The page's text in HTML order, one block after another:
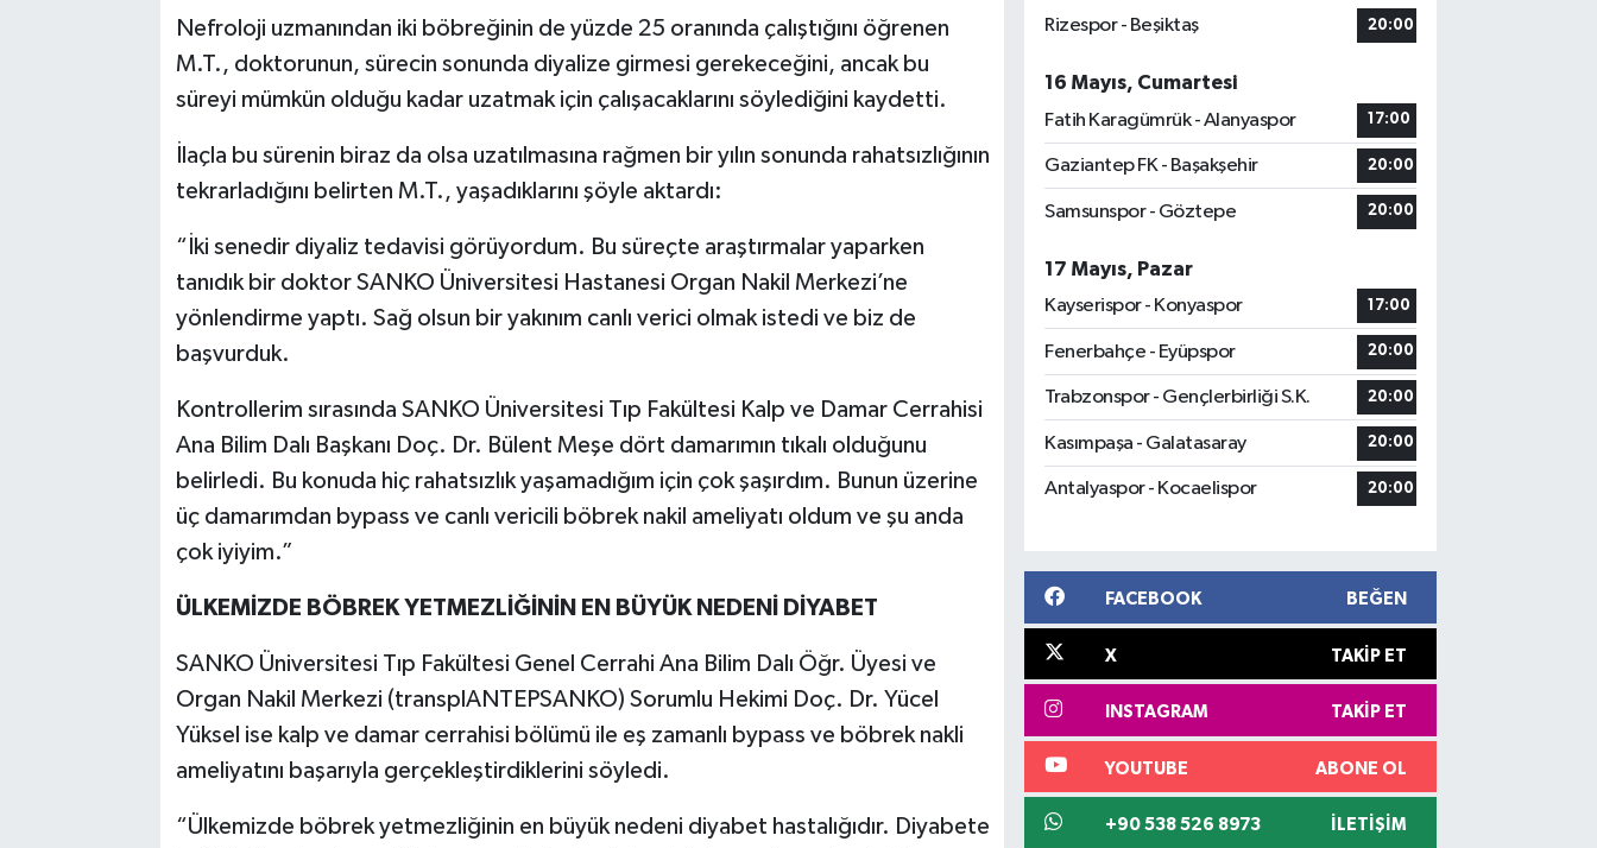
Nefroloji uzmanından iki böbreğinin de yüzde 25 oranında çalıştığını öğrenen
M.T., doktorunun, sürecin sonunda diyalize girmesi gerekeceğini, ancak bu
süreyi mümkün olduğu kadar uzatmak için çalışacaklarını söylediğini kaydetti.
İlaçla bu sürenin biraz da olsa uzatılmasına rağmen bir yılın sonunda rahatsızlığının
tekrarladığını belirten M.T., yaşadıklarını şöyle aktardı:
“İki senedir diyaliz tedavisi görüyordum. Bu süreçte araştırmalar yaparken
tanıdık bir doktor SANKO Üniversitesi Hastanesi Organ Nakil Merkezi’ne
yönlendirme yaptı. Sağ olsun bir yakınım canlı verici olmak istedi ve biz de
başvurduk.
Kontrollerim sırasında SANKO Üniversitesi Tıp Fakültesi Kalp ve Damar Cerrahisi
Ana Bilim Dalı Başkanı Doç. Dr. Bülent Meşe dört damarımın tıkalı olduğunu
belirledi. Bu konuda hiç rahatsızlık yaşamadığım için çok şaşırdım. Bunun üzerine
üç damarımdan bypass ve canlı vericili böbrek nakil ameliyatı oldum ve şu anda
çok iyiyim.”
ÜLKEMİZDE BÖBREK YETMEZLİĞİNİN EN BÜYÜK NEDENİ DİYABET
SANKO Üniversitesi Tıp Fakültesi Genel Cerrahi Ana Bilim Dalı Öğr. Üyesi ve
Organ Nakil Merkezi (transplANTEPSANKO) Sorumlu Hekimi Doç. Dr. Yücel
Yüksel ise kalp ve damar cerrahisi bölümü ile eş zamanlı bypass ve böbrek nakli
ameliyatını başarıyla gerçekleştirdiklerini söyledi.
“Ülkemizde böbrek yetmezliğinin en büyük nedeni diyabet hastalığıdır. Diyabete
Rizespor - Beşiktaş
20:00
16 Mayıs, Cumartesi
Fatih Karagümrük - Alanyaspor
17:00
Gaziantep FK - Başakşehir 20:00
Samsunspor - Göztepe 20:00
17 Mayıs, Pazar
Kayserispor - Konyaspor
17:00
Fenerbahçe - Eyüpspor 20:00
Trabzonspor - Gençlerbirliği S.K. 20:00
Kasımpaşa - Galatasaray 20:00
Antalyaspor - Kocaelispor 20:00
FACEBOOK BEĞEN
X TAKIP ET
INSTAGRAM TAKIP ET
YOUTUBE ABONE OL
+90 538 526 8973 İLETIŞIM